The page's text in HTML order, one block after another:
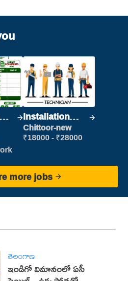
Installation
Engineer/
Helper
Chittoor-new
₹18000 - ₹28000
more jobs
తెలంగాణ
ఇండిగో విమానంలో ఏసీ